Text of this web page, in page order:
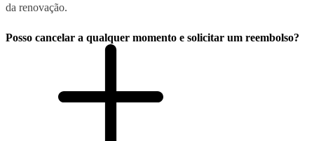
da renovação.
Posso cancelar a qualquer momento e solicitar um reembolso?